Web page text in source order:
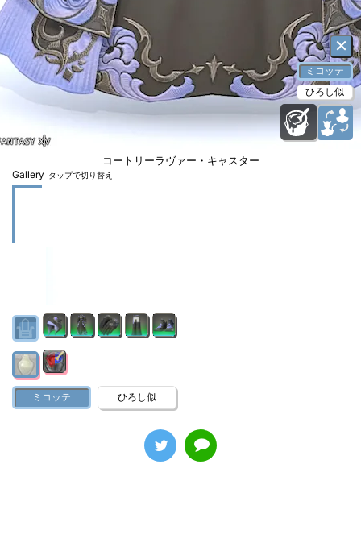
コートリーラヴァー・キャスター
×
ミコッテ
ひろし似
Gallery タップで切り替え
ミコッテ ひろし似